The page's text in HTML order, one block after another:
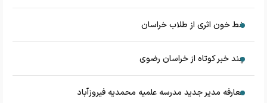
خط خون اثری از طلاب خراسان
چند خبر کوتاه از خراسان رضوی
معارفه مدیر جدید مدرسه علمیه محمدیه فیروزآباد